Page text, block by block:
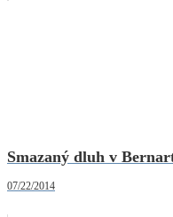
Smazaný dluh v
07/22/2014